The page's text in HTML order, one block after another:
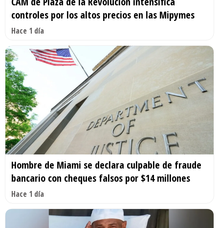
controles por los altos precios en las Mipymes
Hace 1 día
Hombre de Miami se declara culpable de fraude
bancario con cheques falsos por $14 millones
Hace 1 día